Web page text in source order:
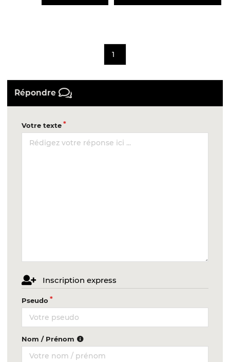
1
Répondre
Votre texte
Inscription express
Pseudo
Nom / Prénom